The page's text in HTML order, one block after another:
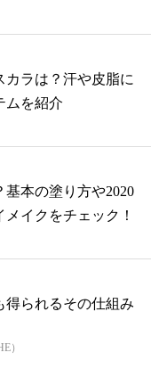
ラは？汗や皮脂に
ムを紹介
本の塗り方や2020
イクをチェック！
得られるその仕組み
）